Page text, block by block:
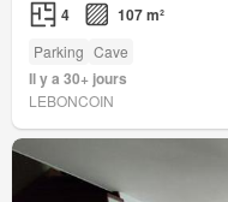
4 107 m²
Parking Cave
Il y a 30+ jours
LEBONCOIN